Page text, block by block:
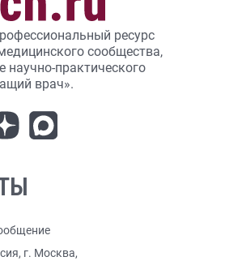
ресурс
сообщества,
научно-практического
врач».
г. Москва,